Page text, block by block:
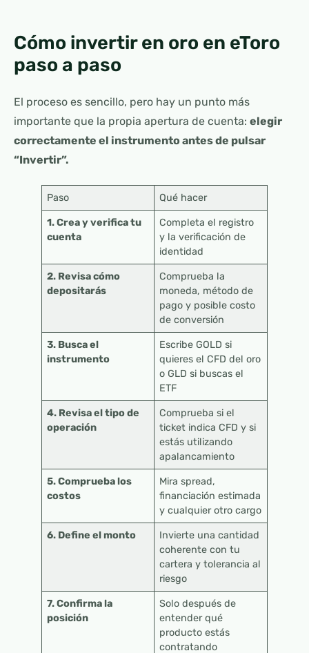
Cómo invertir en oro en eToro
paso a paso
El proceso es sencillo, pero hay un punto más
importante que la propia apertura de cuenta: elegir
correctamente el instrumento antes de pulsar
“Invertir”.
Paso Qué hacer
1. Crea y verifica tu
cuenta
Completa el registro
y la verificación de
identidad
2. Revisa cómo
depositarás
Comprueba la
moneda, método de
pago y posible costo
de conversión
3. Busca el
instrumento
Escribe GOLD si
quieres el CFD del oro
o GLD si buscas el
ETF
4. Revisa el tipo de
operación
Comprueba si el
ticket indica CFD y si
estás utilizando
apalancamiento
5. Comprueba los
costos
Mira spread,
financiación estimada
y cualquier otro cargo
6. Define el monto
Invierte una cantidad
coherente con tu
cartera y tolerancia al
riesgo
7. Confirma la
posición
Solo después de
entender qué
producto estás
contratando